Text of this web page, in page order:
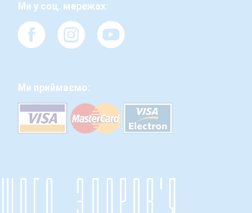
Ми у соц. мережах:
Ми приймаємо: